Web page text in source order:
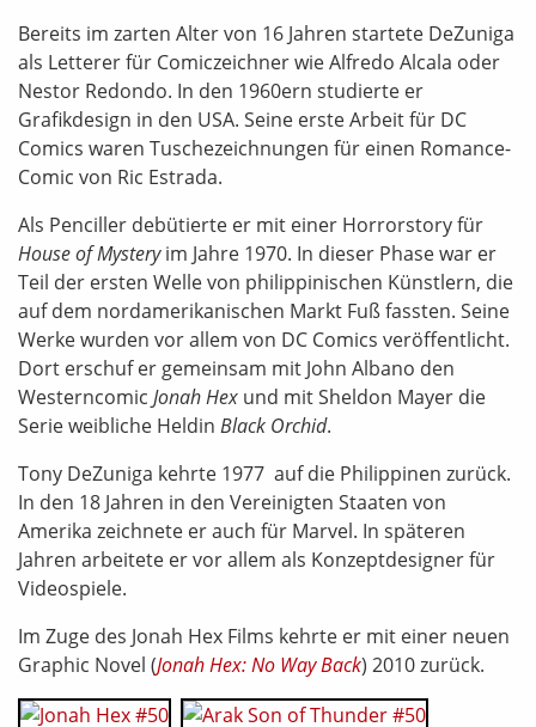
Bereits im zarten Alter von 16 Jahren startete DeZuniga
als Letterer für Comiczeichner wie Alfredo Alcala oder
Nestor Redondo. In den 1960ern studierte er
Grafikdesign in den USA. Seine erste Arbeit für DC
Comics waren Tuschezeichnungen für einen Romance-
Comic von Ric Estrada.
Als Penciller debütierte er mit einer Horrorstory für
House of Mysteryim Jahre 1970. In dieser Phase war er
Teil der ersten Welle von philippinischen Künstlern, die
auf dem nordamerikanischen Markt Fuß fassten. Seine
Werke wurden vor allem von DC Comics veröffentlicht.
Dort erschuf er gemeinsam mit John Albano den
Westerncomic Jonah Hex und mit Sheldon Mayer die
Serie weibliche Heldin Black Orchid.
Tony DeZuniga kehrte 1977 auf die Philippinen zurück.
In den 18 Jahren in den Vereinigten Staaten von
Amerika zeichnete er auch für Marvel. In späteren
Jahren arbeitete er vor allem als Konzeptdesigner für
Videospiele.
Im Zuge des Jonah Hex Films kehrte er mit einer neuen
Graphic Novel (Jonah Hex: No Way Back) 2010 zurück.